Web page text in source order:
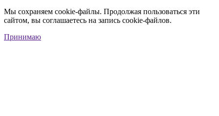
Мы сохраняем cookie-файлы. Продолжая пользоваться эти
сайтом, вы соглашаетесь на запись cookie-файлов.
Принимаю